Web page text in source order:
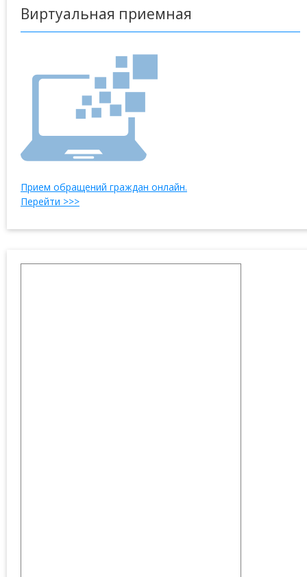
Виртуальная приемная
Прием обращений граждан онлайн.
Перейти >>>